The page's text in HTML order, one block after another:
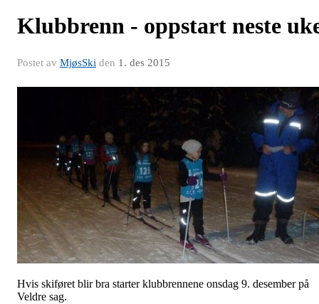
Klubbrenn - oppstart neste
Postet av MjøsSki den 1. des 2015
Hvis skiføret blir bra starter klubbrennene onsdag 9. desember på
Veldre sag.